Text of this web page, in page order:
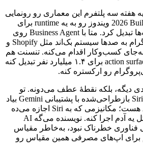
یه هفته سه پلتفرم این معماری رو رونمایی
2026 ویندوز رو به یه runtime برای
تبدیل کرد. متا با Business Agent روی
به صدها سیستم بک‌اند مثل Shopify و
کسب‌وکار اقدام می‌کنه. تنسنت هم
action برای ۱.۴ میلیارد نفر تبدیل کنه
رو ارکستره کنه.
دیگه، بلکه نقطهٔ عطف می‌دونه. تو
Siri بازطراحی‌شده با پشتیبانی Gemini بیاد
هست؛ مکانیزمی که به Siri اجازه می‌ده
یه آدم اجرا کنه. نویسنده می‌گه AI
فناوری خطرناک نبود، به‌خاطر مقیاس
برای اپ‌های مصرفی همین مقیاس رو